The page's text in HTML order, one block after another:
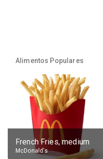
Alimentos Populares
French Fries, medium
McDonald's